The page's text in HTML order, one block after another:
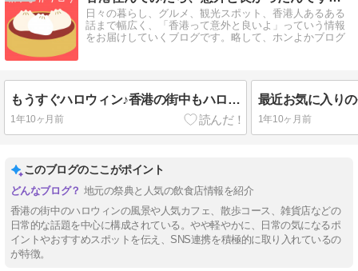
日々の暮らし、グルメ、観光スポット、香港人あるある
話まで幅広く、「香港って意外と良いよ」っていう情報
をお届けしていくブログです。略して、ホンよかブログ
もうすぐハロウィン♪香港の街中もハロウィン一色です！
1年10ヶ月前 1年10ヶ月前
このブログのここがポイント
地元の祭典と人気の飲食店情報を紹介
香港の街中のハロウィンの風景や人気カフェ、散歩コース、雑貨店などの
日常的な話題を中心に構成されている。やや軽やかに、日常の気になるポ
イントやおすすめスポットを伝え、SNS連携を積極的に取り入れているの
が特徴。